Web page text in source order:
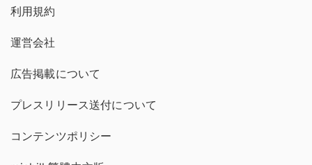
利用規約
運営会社
広告掲載について
プレスリリース送付について
コンテンツポリシー